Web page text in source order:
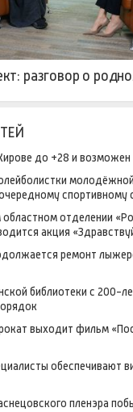
разговор о
до +28 и
спортивному
отделении
акция
ремонт
библиотеки с 200-
выходит фильм
обеспечивают
пленэра